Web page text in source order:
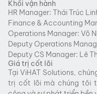
Khối vận hành
HR Manager: Thái Trúc
Finance & Accounting
Operations Manager: Võ
Deputy Operations
Deputy CS Manager: Lê
Giá trị cốt lõi
Tại ViHAT Solutions,
trị cốt lõi mà chúng tôi